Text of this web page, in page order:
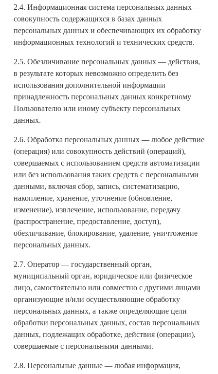
2.4. Информационная система персональных данных —
совокупность содержащихся в базах данных
персональных данных и обеспечивающих их обработку
информационных технологий и технических средств.
2.5. Обезличивание персональных данных — действия,
в результате которых невозможно определить без
использования дополнительной информации
принадлежность персональных данных конкретному
Пользователю или иному субъекту персональных
данных.
2.6. Обработка персональных данных — любое действие
(операция) или совокупность действий (операций),
совершаемых с использованием средств автоматизации
или без использования таких средств с персональными
данными, включая сбор, запись, систематизацию,
накопление, хранение, уточнение (обновление,
изменение), извлечение, использование, передачу
(распространение, предоставление, доступ),
обезличивание, блокирование, удаление, уничтожение
персональных данных.
2.7. Оператор — государственный орган,
муниципальный орган, юридическое или физическое
лицо, самостоятельно или совместно с другими лицами
организующие и/или осуществляющие обработку
персональных данных, а также определяющие цели
обработки персональных данных, состав персональных
данных, подлежащих обработке, действия (операции),
совершаемые с персональными данными.
2.8. Персональные данные — любая информация,